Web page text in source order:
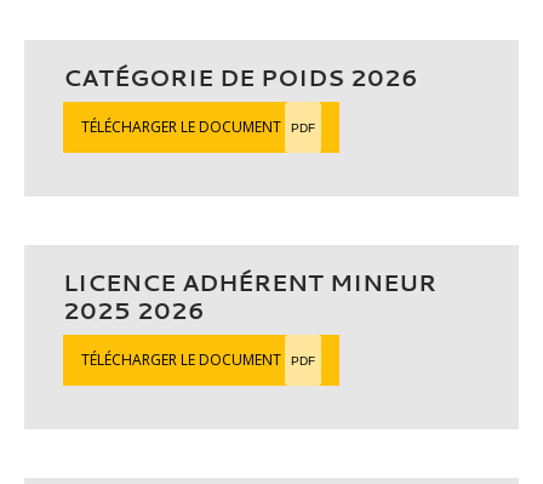
CATÉGORIE DE POIDS 2026
TÉLÉCHARGER LE DOCUMENT PDF
LICENCE ADHÉRENT MINEUR
2025 2026
TÉLÉCHARGER LE DOCUMENT PDF